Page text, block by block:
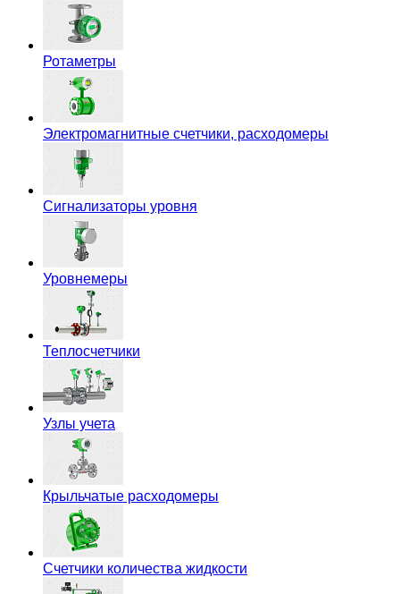
Ротаметры
Электромагнитные счетчики, расходомеры
Сигнализаторы уровня
Уровнемеры
Теплосчетчики
Узлы учета
Крыльчатые расходомеры
Счетчики количества жидкости